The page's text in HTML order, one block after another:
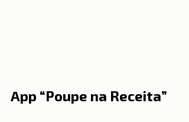
App “Poupe na Receita”